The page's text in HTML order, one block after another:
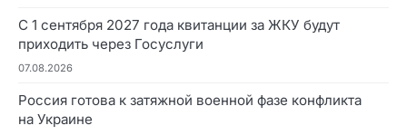
С 1 сентября 2027 года квитанции за ЖКУ будут
приходить через Госуслуги
07.08.2026
Россия готова к затяжной военной фазе конфликта
на Украине